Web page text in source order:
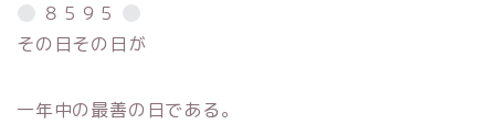
８５９５
その日その日が
一年中の最善の日である。